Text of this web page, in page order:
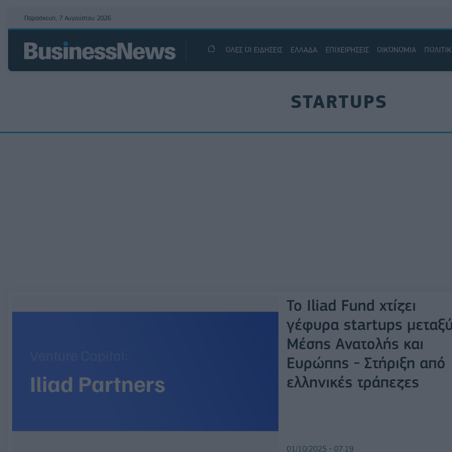
Παρασκευή, 7 Αυγούστου 2026
ΟΛΕΣ ΟΙ ΕΙΔΗΣΕΙΣ ΕΛΛΑΔΑ ΕΠΙΧΕΙΡΗΣΕΙΣ ΟΙΚΟΝΟΜΙΑ
STARTUPS
Το Iliad Fund χτίζει
γέφυρα startups
Μέσης Ανατολής και
Ευρώπης - Στήριξη από
ελληνικές τράπεζες
01/10/2025 - 07:19